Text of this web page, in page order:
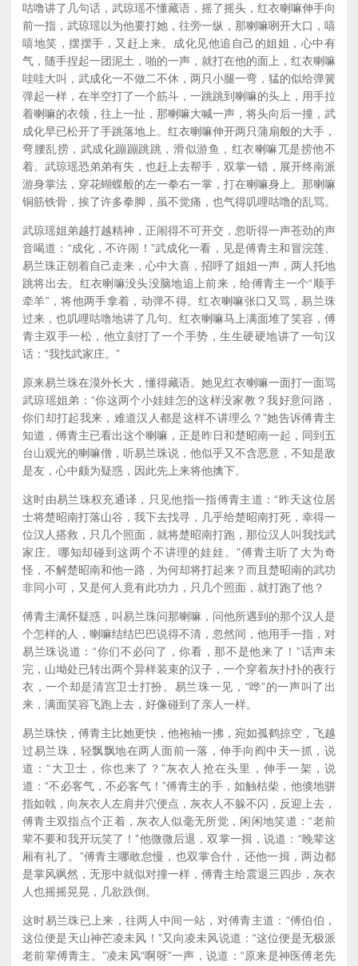
咕噜讲了几句话，武琼瑶不懂藏语，摇了摇头，红衣喇嘛伸手向
前一指，武琼瑶以为他要打她，往旁一纵，那喇嘛咧开大口，嘻
嘻地笑，摆摆手，又赶上来。成化见他追自己的姐姐，心中有
气，随手捏起一团泥土，啪的一声，就打在他的面上，红衣喇嘛
哇哇大叫，武成化一不做二不休，两只小腿一弯，猛的似给弹簧
弹起一样，在半空打了一个筋斗，一跳跳到喇嘛的头上，用手拉
着喇嘛的衣领，往上一扯，那喇嘛大喊一声，将头向后一撞，武
成化早已松开了手跳落地上。红衣喇嘛伸开两只蒲扇般的大手，
弯腰乱捞，武成化蹦蹦跳跳，滑似游鱼，红衣喇嘛兀是捞他不
着。武琼瑶恐弟弟有失，也赶上去帮手，双掌一错，展开终南派
游身掌法，穿花蝴蝶般的左一拳右一掌，打在喇嘛身上。那喇嘛
铜筋铁骨，挨了许多拳脚，虽不觉痛，也气得叽哩咕噜的乱骂。
武琼瑶姐弟越打越精神，正闹得不可开交，忽听得一声苍劲的声
音喝道：“成化，不许闹！”武成化一看，见是傅青主和冒浣莲、
易兰珠正朝着自己走来，心中大喜，招呼了姐姐一声，两人托地
跳将出去。红衣喇嘛没头没脑地追上前来，给傅青主一个“顺手
牵羊”，将他两手拿着，动弹不得。红衣喇嘛张口又骂，易兰珠
过来，也叽哩咕噜地讲了几句。红衣喇嘛马上满面堆了笑容，傅
青主双手一松，他立刻打了一个手势，生生硬硬地讲了一句汉
话：“我找武家庄。”
原来易兰珠在漠外长大，懂得藏语。她见红衣喇嘛一面打一面骂
武琼瑶姐弟：“你这两个小娃娃怎的这样没家教？我好意问路，
你们却打起我来，难道汉人都是这样不讲理么？”她告诉傅青主
知道，傅青主已看出这个喇嘛，正是昨日和楚昭南一起，同到五
台山观光的喇嘛僧，听易兰珠说，他似乎又不含恶意，不知是敌
是友，心中颇为疑惑，因此先上来将他擒下。
这时由易兰珠权充通译，只见他指一指傅青主道：“昨天这位居
士将楚昭南打落山谷，我下去找寻，几乎给楚昭南打死，幸得一
位汉人搭救，只几个照面，就将楚昭南打跑，那位汉人叫我找武
家庄。哪知却碰到这两个不讲理的娃娃。”傅青主听了大为奇
怪，不解楚昭南和他一路，为何却将打起来？而且楚昭南的武功
非同小可，又是何人竟有此功力，只几个照面，就打跑了他？
傅青主满怀疑惑，叫易兰珠问那喇嘛，问他所遇到的那个汉人是
个怎样的人，喇嘛结结巴巴说得不清，忽然间，他用手一指，对
易兰珠说道：“你们不必问了，你看，那不是他来了！”话声未
完，山坳处已转出两个异样装束的汉子，一个穿着灰扑扑的夜行
衣，一个却是清宫卫士打扮。易兰珠一见，“哗”的一声叫了出
来，满面笑容飞跑上去，好像碰到了亲人一样。
易兰珠快，傅青主比她更快，他袍袖一拂，宛如孤鹤掠空，飞越
过易兰珠，轻飘飘地在两人面前一落，伸手向阎中天一抓，说
道：“大卫士，你也来了？”灰衣人抢在头里，伸手一架，说
道：“不必客气，不必客气！”傅青主的手，如触枯柴，他倏地骈
指如戟，向灰衣人左肩井穴便点，灰衣人不躲不闪，反迎上去，
傅青主双指点个正着，灰衣人似毫无所觉，闲闲地笑道：“老前
辈不要和我开玩笑了！”他微微后退，双掌一揖，说道：“晚辈这
厢有礼了。”傅青主哪敢怠慢，也双掌合什，还他一揖，两边都
是掌风飒然，无形中就似对撞一样，傅青主给震退三四步，灰衣
人也摇摇晃晃，几欲跌倒。
这时易兰珠已上来，往两人中间一站，对傅青主道：“傅伯伯，
这位便是天山神芒凌未风！”又向凌未风说道：“这位便是无极派
老前辈傅青主。”凌未风“啊呀”一声，说道：“原来是神医傅老先